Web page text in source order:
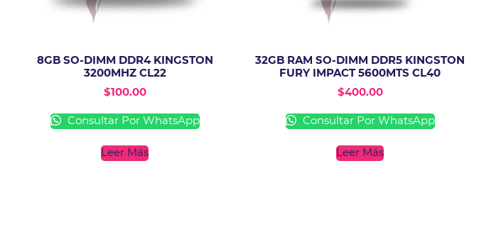
8GB SO-DIMM DDR4 KINGSTON
3200MHZ CL22
$100.00
Consultar Por WhatsApp
Leer Más
32GB RAM SO-DIMM DDR5 KINGSTON
FURY IMPACT 5600MTS CL40
$400.00
Consultar Por WhatsApp
Leer Más